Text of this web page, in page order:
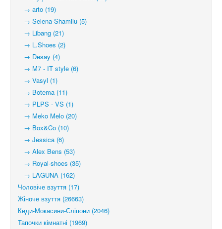
→ arto (19)
→ Selena-Shamilu (5)
→ Libang (21)
→ L.Shoes (2)
→ Desay (4)
→ M7 - IT style (6)
→ Vasyl (1)
→ Botema (11)
→ PLPS - VS (1)
→ Meko Melo (20)
→ Box&Co (10)
→ Jessica (6)
→ Alex Bens (53)
→ Royal-shoes (35)
→ LAGUNA (162)
Чоловіче взуття (17)
Жіноче взуття (26663)
Кеди-Мокасини-Сліпони (2046)
Тапочки кімнатні (1969)